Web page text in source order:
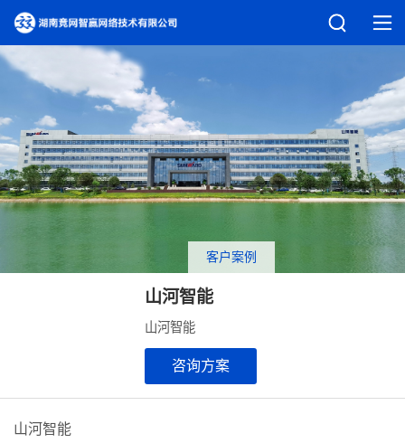
客户案例
山河智能
山河智能
咨询方案
山河智能